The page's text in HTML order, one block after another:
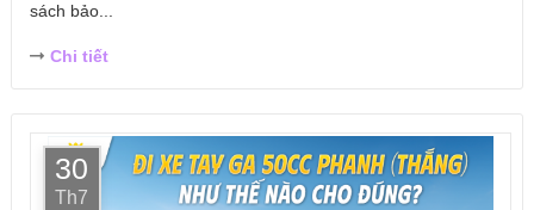
sách bảo...
Chi tiết
30
Th7